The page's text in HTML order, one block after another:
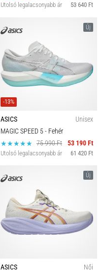
Utolsó legalacsonyabb ár 53 640 Ft
Új
-13%
ASICS
Unisex
MAGIC SPEED 5- Fehér
75 990 Ft
53 190 Ft
Utolsó legalacsonyabb ár 61 420 Ft
Új
ASICS
Női